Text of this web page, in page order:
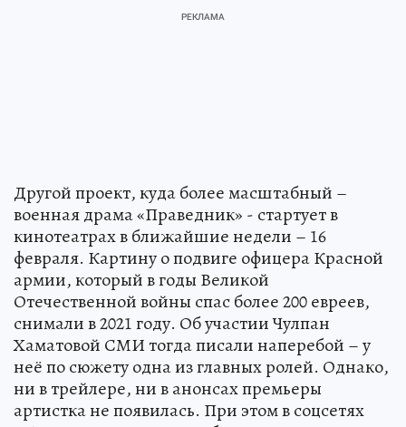
Другой проект, куда более масштабный –
военная драма «Праведник» - стартует в
кинотеатрах в ближайшие недели – 16
февраля. Картину о подвиге офицера Красной
армии, который в годы Великой
Отечественной войны спас более 200 евреев,
снимали в 2021 году. Об участии Чулпан
Хаматовой СМИ тогда писали наперебой – у
неё по сюжету одна из главных ролей. Однако,
ни в трейлере, ни в анонсах премьеры
артистка не появилась. При этом в соцсетях